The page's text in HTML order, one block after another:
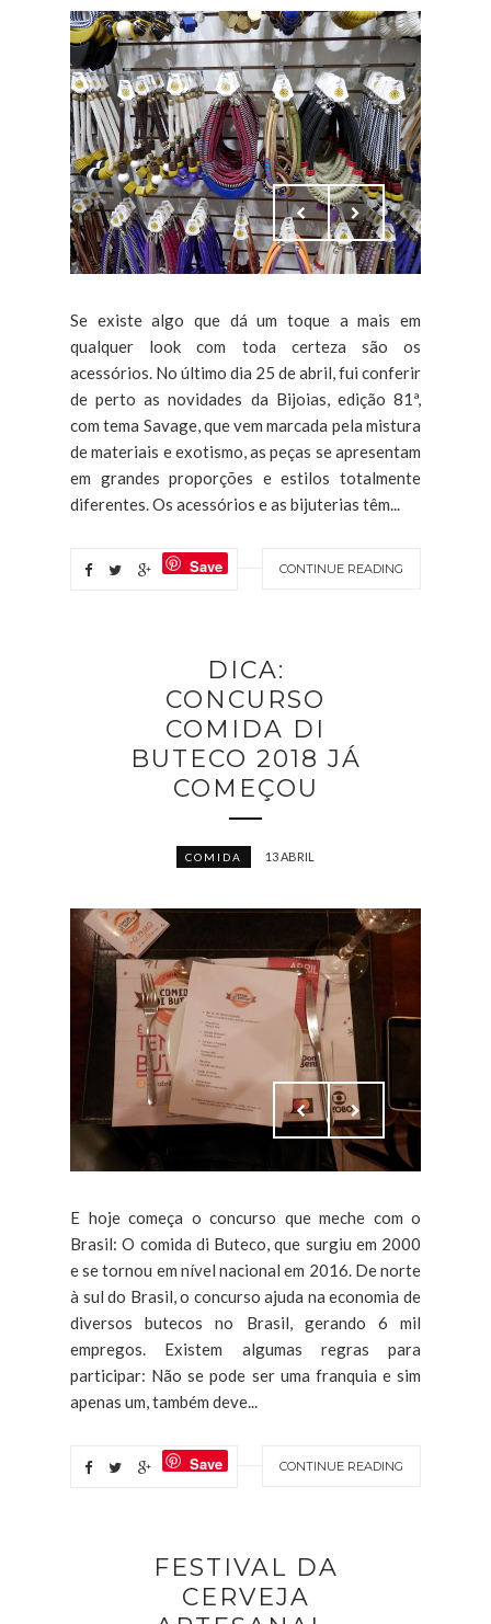
Se existe algo que dá um toque a mais em
qualquer look com toda certeza são os
acessórios. No último dia 25 de abril, fui conferir
de perto as novidades da Bijoias, edição 81ª,
com tema Savage, que vem marcada pela mistura
de materiais e exotismo, as peças se apresentam
em grandes proporções e estilos totalmente
diferentes. Os acessórios e as bijuterias têm...
CONTINUE READING
Save
DICA:
CONCURSO
COMIDA DI
BUTECO 2018 JÁ
COMEÇOU
COMIDA 13 ABRIL
E hoje começa o concurso que meche com o
Brasil: O comida di Buteco, que surgiu em 2000
e se tornou em nível nacional em 2016. De norte
à sul do Brasil, o concurso ajuda na economia de
diversos butecos no Brasil, gerando 6 mil
empregos. Existem algumas regras para
participar: Não se pode ser uma franquia e sim
apenas um, também deve...
CONTINUE READING
Save
FESTIVAL DA
CERVEJA